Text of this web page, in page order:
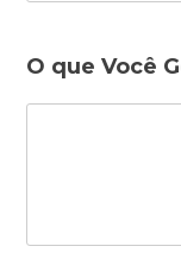
O que Você